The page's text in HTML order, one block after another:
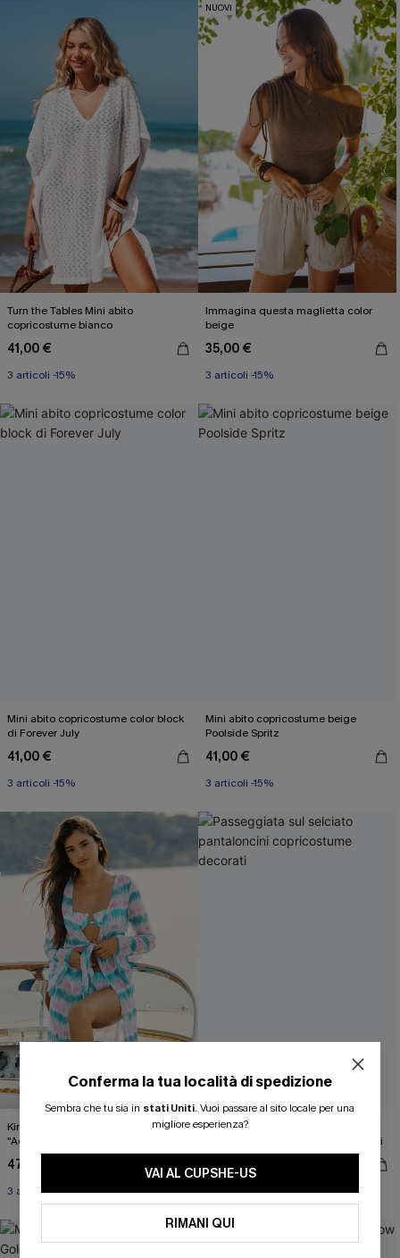
Turn the Tables Mini abito
copricostume bianco
41,00 €
3 articoli -15%
NUOVI
Immagina questa maglietta color
beige
35,00 €
3 articoli -15%
Mini abito copricostume color block
di Forever July
41,00 €
3 articoli -15%
Mini abito copricostume beige
Poolside Spritz
41,00 €
3 articoli -15%
Kimono copricostume tie-dye
"Across the Harbor"
47,00 €
3 articoli -15%
Passeggiata sul selciato
pantaloncini copricostume decorati
38,00 €
3 articoli -15%
Conferma la tua località di spedizione
Sembra che tu sia in stati Uniti. Vuoi passare al sito locale per una
migliore esperienza?
VAI AL CUPSHE-US
RIMANI QUI
ISCRIVITI PER OTTENERE
20% DI SCONTO SU 2 O PIÙ ARTICOLI